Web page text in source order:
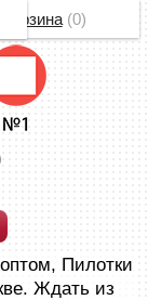
Пилотки
Ждать из
Корзина(0)